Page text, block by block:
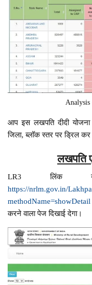
आप इस लखपति दीदी योजना
जिला, ब्लॉक स्तर पर ड्रिल
लखपति
LR3 लिंक
https://nrlm.gov.in/
methodName=showDetail
करने वाला पेज दिखाई देगा।